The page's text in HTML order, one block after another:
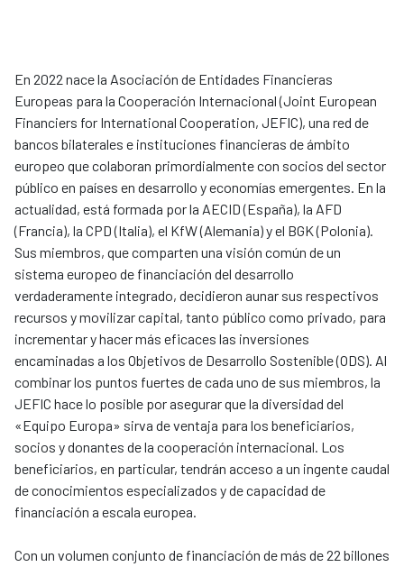
En 2022 nace la Asociación de Entidades Financieras
Europeas para la Cooperación Internacional (Joint European
Financiers for International Cooperation, JEFIC), una red de
bancos bilaterales e instituciones financieras de ámbito
europeo que colaboran primordialmente con socios del sector
público en países en desarrollo y economías emergentes. En la
actualidad, está formada por la AECID (España), la AFD
(Francia), la CPD (Italia), el KfW (Alemania) y el BGK (Polonia).
Sus miembros, que comparten una visión común de un
sistema europeo de financiación del desarrollo
verdaderamente integrado, decidieron aunar sus respectivos
recursos y movilizar capital, tanto público como privado, para
incrementar y hacer más eficaces las inversiones
encaminadas a los Objetivos de Desarrollo Sostenible (ODS). Al
combinar los puntos fuertes de cada uno de sus miembros, la
JEFIC hace lo posible por asegurar que la diversidad del
«Equipo Europa» sirva de ventaja para los beneficiarios,
socios y donantes de la cooperación internacional. Los
beneficiarios, en particular, tendrán acceso a un ingente caudal
de conocimientos especializados y de capacidad de
financiación a escala europea.
Con un volumen conjunto de financiación de más de 22 billones